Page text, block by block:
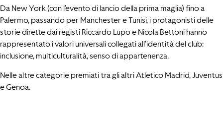
Da New York (con l’evento di lancio della prima maglia) fino a
Palermo, passando per Manchester e Tunisi, i protagonisti delle
storie dirette dai registi Riccardo Lupo e Nicola Bettoni hanno
rappresentato i valori universali collegati all’identità del club:
inclusione, multiculturalità, senso di appartenenza.
Nelle altre categorie premiati tra gli altri Atletico Madrid, Juventus
e Genoa.